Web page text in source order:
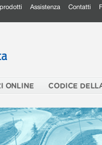
Assistenza Contatti
ONLINE CODICE